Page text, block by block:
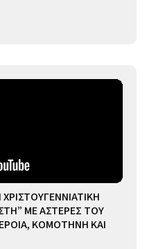
ΜΕ ΑΣΤΕΡΕΣ ΤΟΥ
ΚΟΜΟΤΗΝΗ ΚΑΙ